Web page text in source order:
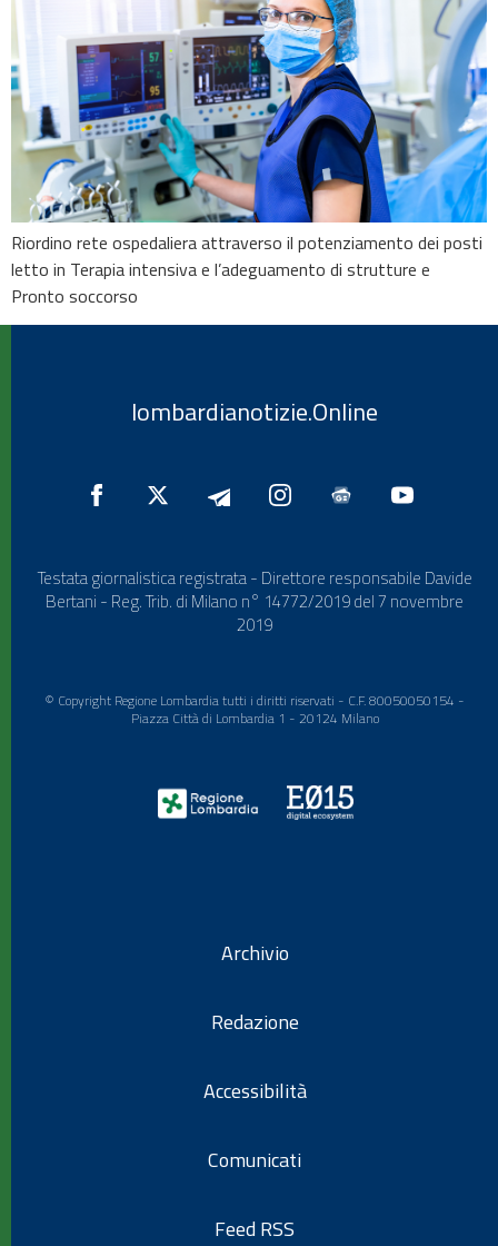
Riordino rete ospedaliera attraverso il potenziamento dei posti
letto in Terapia intensiva e l’adeguamento di strutture e
Pronto soccorso
lombardianotizie.Online
Testata giornalistica registrata - Direttore responsabile Davide
Bertani - Reg. Trib. di Milano n° 14772/2019 del 7 novembre
2019
© Copyright Regione Lombardia tutti i diritti riservati - C.F. 80050050154 -
Piazza Città di Lombardia 1 - 20124 Milano
Archivio
Redazione
Accessibilità
Comunicati
Feed RSS